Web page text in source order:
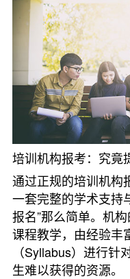
培训机构报考：究竟
通过正规的培训机构
一套完整的学术支持
报名”那么简单。机
课程教学，由经验丰
（Syllabus）进行
生难以获得的资源。